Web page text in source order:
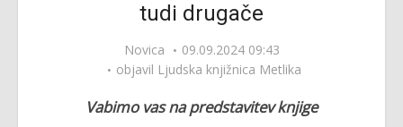
tudi drugače
Novica
09.09.2024 09:43
objavil Ljudska knjižnica Metlika
Vabimo vas na predstavitev knjige